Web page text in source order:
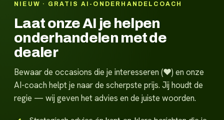
NIEUW · GRATIS AI-ONDERHANDELCOACH
Laat onze AI je helpen
onderhandelen met de
dealer
Bewaar de occasions die je interesseren (♥) en onze
AI-coach helpt je naar de scherpste prijs. Jij houdt de
regie — wij geven het advies en de juiste woorden.